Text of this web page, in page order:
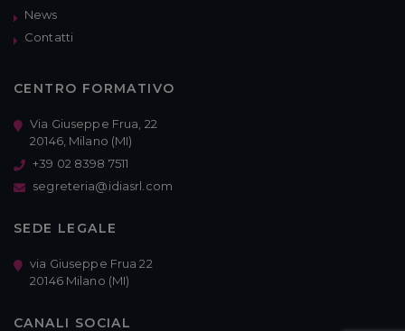
News
Contatti
CENTRO FORMATIVO
Via Giuseppe Frua, 22
20146, Milano (MI)
+39 02 8398 7511
segreteria@idiasrl.com
SEDE LEGALE
via Giuseppe Frua 22
20146 Milano (MI)
CANALI SOCIAL